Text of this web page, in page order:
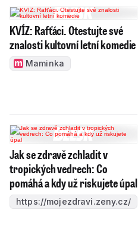
KVÍZ: Rafťáci. Otestujte své
znalosti kultovní letní komedie
Maminka
Jak se zdravě zchladit v
tropických vedrech: Co
pomáhá a kdy už riskujete úpal
https://mojezdravi.zeny.cz/